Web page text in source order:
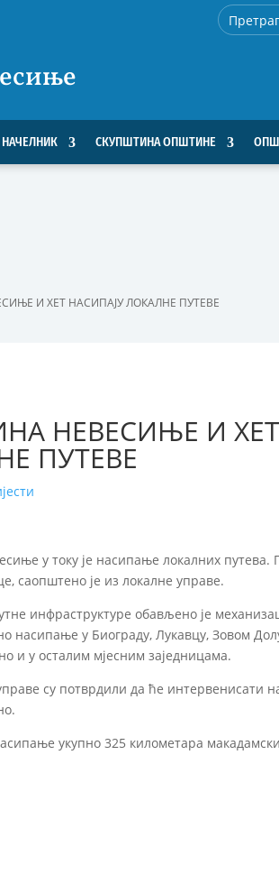
НАЧЕЛНИК СКУПШТИНА ОПШТИНЕ
И ХЕТ НАСИПАЈУ ЛОКАЛНЕ ПУТЕВЕ
НЕВЕСИЊЕ И
ПУТЕВЕ
у току је насипање локалних путева.
саопштено је из локалне управе.
инфраструктуре обављено је
насипање у Биограду, Лукавцу, Зовом
и у осталим мјесним заједницама.
су потврдили да ће интервенисати
укупно 325 километара